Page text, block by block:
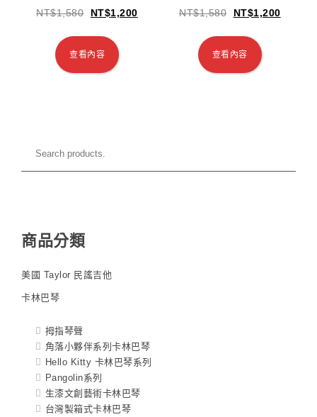
NT$1,580 NT$1,200
查看內容
NT$1,580 NT$1,200
查看內容
商品分類
美國 Taylor 民謠吉他
卡林巴琴
拇指琴聲
角落小夥伴系列卡林巴琴
Hello Kitty 卡林巴琴系列
Pangolin系列
生漆文創藝術卡林巴琴
台灣製箱式卡林巴琴